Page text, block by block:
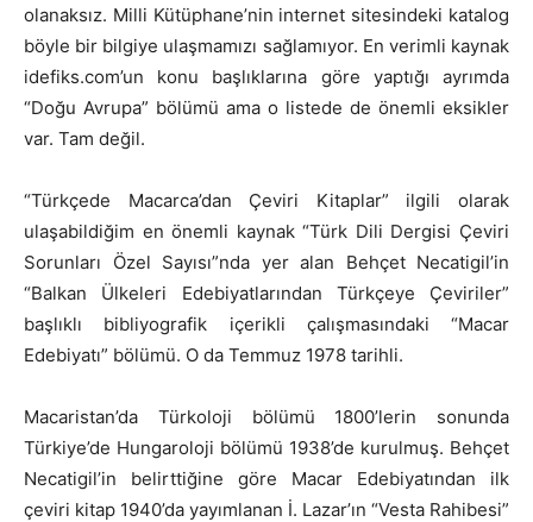
olanaksız. Milli Kütüphane’nin internet sitesindeki katalog
böyle bir bilgiye ulaşmamızı sağlamıyor. En verimli kaynak
idefiks.com’un konu başlıklarına göre yaptığı ayrımda
“Doğu Avrupa” bölümü ama o listede de önemli eksikler
var. Tam değil.
“Türkçede Macarca’dan Çeviri Kitaplar” ilgili olarak
ulaşabildiğim en önemli kaynak “Türk Dili Dergisi Çeviri
Sorunları Özel Sayısı”nda yer alan Behçet Necatigil’in
“Balkan Ülkeleri Edebiyatlarından Türkçeye Çeviriler”
başlıklı bibliyografik içerikli çalışmasındaki “Macar
Edebiyatı” bölümü. O da Temmuz 1978 tarihli.
Macaristan’da Türkoloji bölümü 1800’lerin sonunda
Türkiye’de Hungaroloji bölümü 1938’de kurulmuş. Behçet
Necatigil’in belirttiğine göre Macar Edebiyatından ilk
çeviri kitap 1940’da yayımlanan İ. Lazar’ın “Vesta Rahibesi”